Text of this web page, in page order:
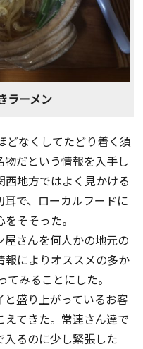
ラーメン
どなくしてたどり着く須
だという情報を入手し
地方ではよく見かける
で、ローカルフードに
そそった。
さんを何人かの地元の
報によりオススメの多か
みることにした。
盛り上がっているお客
てきた。常連さん達で
るのに少し緊張した